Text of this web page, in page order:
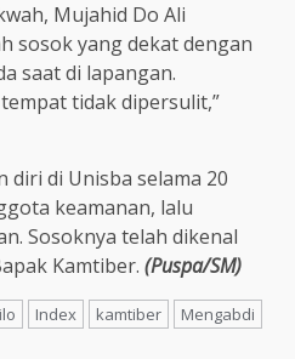
Mujahid Do Ali
sosok yang dekat dengan
saat di lapangan.
tidak dipersulit,”
diri di Unisba selama 20
keamanan, lalu
Sosoknya telah dikenal
Kamtiber. (Puspa/SM)
Index kamtiber
Mengabdi